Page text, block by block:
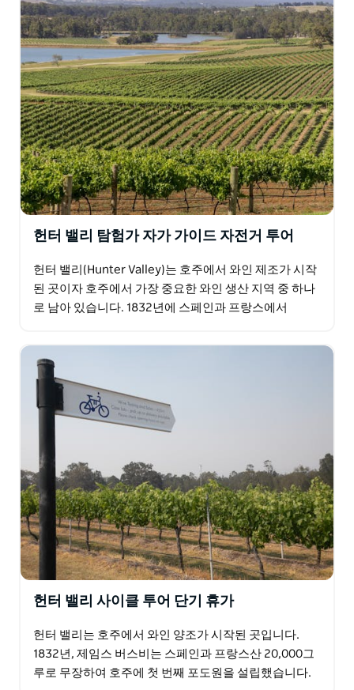
헌터 밸리 탐험가 자가 가이드 자전거 투어
헌터 밸리(Hunter Valley)는 호주에서 와인 제조가 시작
된 곳이자 호주에서 가장 중요한 와인 생산 지역 중 하나
로 남아 있습니다. 1832년에 스페인과 프랑스에서
헌터 밸리 사이클 투어 단기 휴가
헌터 밸리는 호주에서 와인 양조가 시작된 곳입니다.
1832년, 제임스 버스비는 스페인과 프랑스산 20,000그
루로 무장하여 호주에 첫 번째 포도원을 설립했습니다.